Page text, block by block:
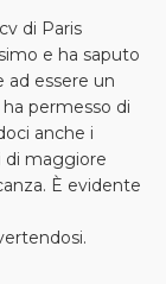
di Paris
e ha saputo
ad essere un
permesso di
anche i
di maggiore
È evidente